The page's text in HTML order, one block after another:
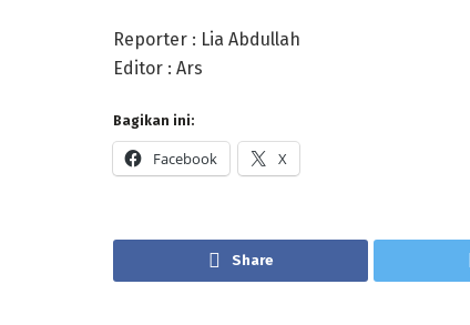
Reporter : Lia Abdullah
Editor : Ars
Bagikan ini:
Facebook X
Share